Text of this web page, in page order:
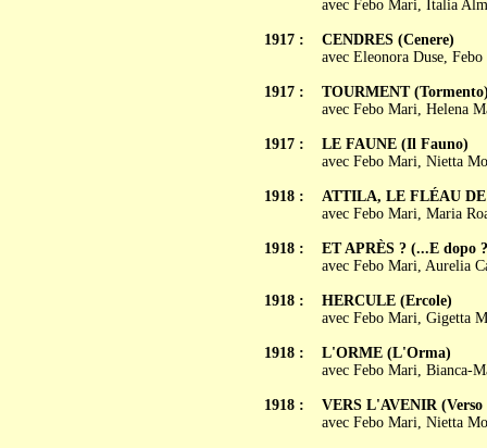
1917 :
1917 :
1917 :
1918 :
1918 :
1918 :
1918 :
1918 :
avec Febo Mari, Italia
CENDRES (Cenere)
avec Eleonora Duse,
TOURMENT
avec Febo Mari, Helena
LE FAUNE (Il Fauno)
avec Febo Mari, Nietta
ATTILA, LE FLÉAU
avec Febo Mari, Maria
ET APRÈS ? (...E dopo
avec Febo Mari, Aurelia
HERCULE (Ercole)
avec Febo Mari, Gigetta
L'ORME (L'Orma)
avec Febo Mari, Bianca-
VERS L'AVENIR
avec Febo Mari, Nietta